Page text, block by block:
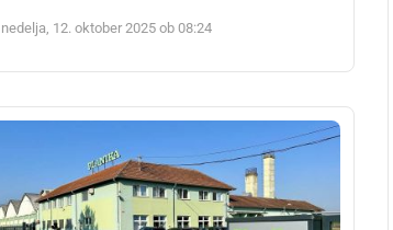
nedelja, 12. oktober 2025 ob 08:24